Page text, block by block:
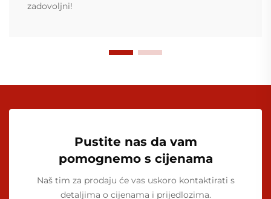
zadovoljni!
Pustite nas da vam
pomognemo s cijenama
Naš tim za prodaju će vas uskoro kontaktirati s
detaljima o cijenama i prijedlozima.